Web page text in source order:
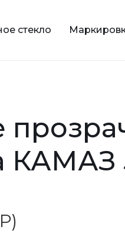
стекло
КАМАЗ